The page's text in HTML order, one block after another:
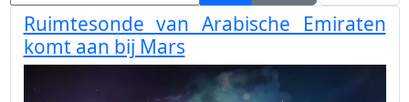
Ruimtesonde van Arabische Emiraten
komt aan bij Mars